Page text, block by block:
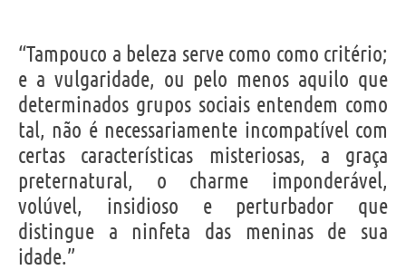
“Tampouco a beleza serve como como critério;
e a vulgaridade, ou pelo menos aquilo que
determinados grupos sociais entendem como
tal, não é necessariamente incompatível com
certas características misteriosas, a graça
preternatural, o charme imponderável,
volúvel, insidioso e perturbador que
distingue a ninfeta das meninas de sua
idade.”